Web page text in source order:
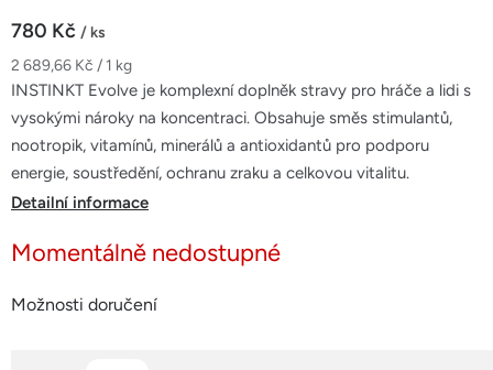
je
0,0
z
5
hvězdiček.
780 Kč / ks
Měrná
cena:
2 689,66 Kč / 1 kg
Momentálně nedostupné
Možnosti doručení
INSTINKT Evolve je komplexní doplněk stravy pro hráče a lidi s
vysokými nároky na koncentraci. Obsahuje směs stimulantů,
nootropik, vitamínů, minerálů a antioxidantů pro podporu
energie, soustředění, ochranu zraku a celkovou vitalitu.
Detailní informace